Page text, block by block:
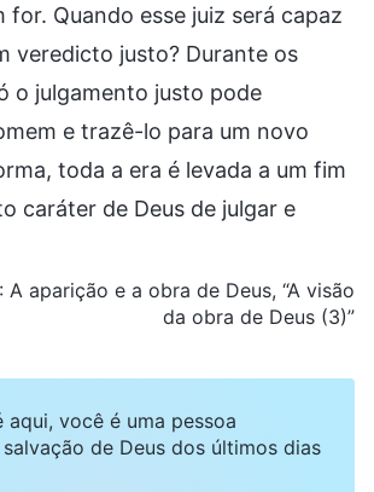
for. Quando esse juiz será capaz
veredicto justo? Durante os
o julgamento justo pode
e trazê-lo para um novo
toda a era é levada a um fim
caráter de Deus de julgar e
A aparição e a obra de Deus, “A visão
da obra de Deus (3)”
aqui, você é uma pessoa
de Deus dos últimos dias